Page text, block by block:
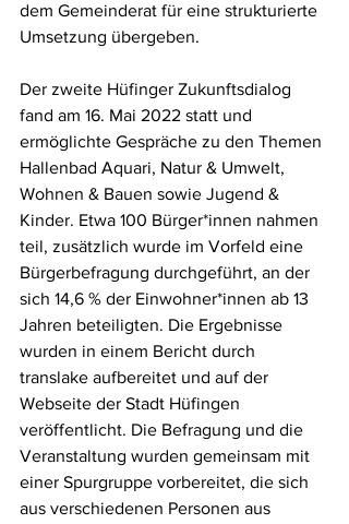
dem Gemeinderat für eine strukturierte
Umsetzung übergeben.
Der zweite Hüfinger Zukunftsdialog
fand am 16. Mai 2022 statt und
ermöglichte Gespräche zu den Themen
Hallenbad Aquari, Natur & Umwelt,
Wohnen & Bauen sowie Jugend &
Kinder. Etwa 100 Bürger*innen nahmen
teil, zusätzlich wurde im Vorfeld eine
Bürgerbefragung durchgeführt, an der
sich 14,6 % der Einwohner*innen ab 13
Jahren beteiligten. Die Ergebnisse
wurden in einem Bericht durch
translake aufbereitet und auf der
Webseite der Stadt Hüfingen
veröffentlicht. Die Befragung und die
Veranstaltung wurden gemeinsam mit
einer Spurgruppe vorbereitet, die sich
aus verschiedenen Personen aus